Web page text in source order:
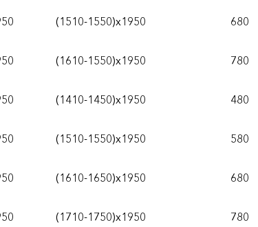
(1510-1550)х1950 680
(1610-1550)х1950 780
(1410-1450)х1950 480
(1510-1550)х1950 580
(1610-1650)х1950 680
(1710-1750)х1950 780